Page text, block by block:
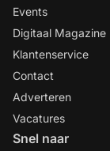
Events
Digitaal Magazine
Klantenservice
Contact
Adverteren
Vacatures
Snel naar